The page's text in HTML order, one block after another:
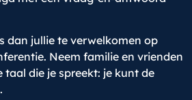
dan jullie te verwelkomen op
Neem familie en vrienden
taal die je spreekt: je kunt de